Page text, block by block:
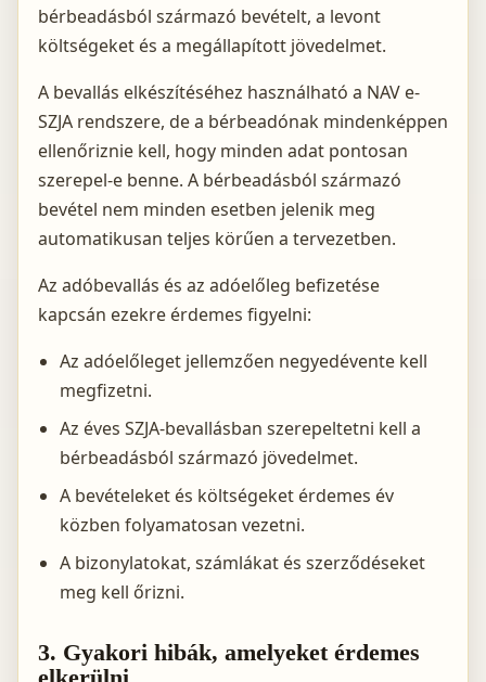
bérbeadásból származó bevételt, a levont
költségeket és a megállapított jövedelmet.
A bevallás elkészítéséhez használható a NAV e-
SZJA rendszere, de a bérbeadónak mindenképpen
ellenőriznie kell, hogy minden adat pontosan
szerepel-e benne. A bérbeadásból származó
bevétel nem minden esetben jelenik meg
automatikusan teljes körűen a tervezetben.
Az adóbevallás és az adóelőleg befizetése
kapcsán ezekre érdemes figyelni:
Az adóelőleget jellemzően negyedévente kell
megfizetni.
Az éves SZJA-bevallásban szerepeltetni kell a
bérbeadásból származó jövedelmet.
A bevételeket és költségeket érdemes év
közben folyamatosan vezetni.
A bizonylatokat, számlákat és szerződéseket
meg kell őrizni.
3. Gyakori hibák, amelyeket érdemes